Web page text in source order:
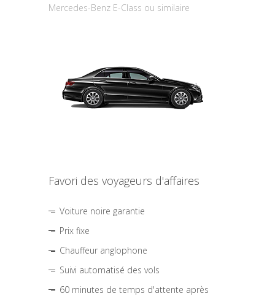
Mercedes-Benz E-Class ou similaire
Favori des voyageurs d'affaires
Voiture noire garantie
Prix fixe
Chauffeur anglophone
Suivi automatisé des vols
60 minutes de temps d'attente après